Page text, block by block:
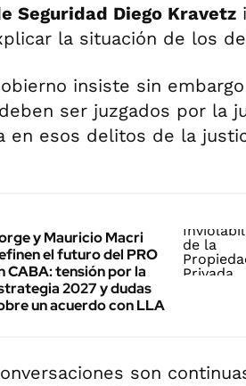
Seguridad Diego Kravetz
la situación de los
insiste sin
ser juzgados por la
en esos delitos de la
y Mauricio Macri
el futuro del PRO
CABA: tensión por la
2027 y dudas
un acuerdo con LLA
son